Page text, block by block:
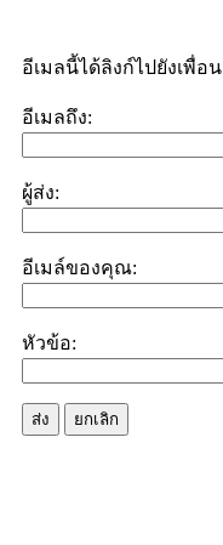
อีเมลนี้ได้ลิงก์ไปยังเพื่อน
อีเมลถึง:
ผู้ส่ง:
อีเมล์ของคุณ:
หัวข้อ:
ส่ง ยกเลิก